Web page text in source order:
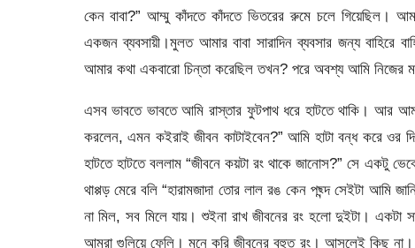
কেন বাবা?” আম্মু কাঁদতে কাঁদতে ভিতরের রুমে চলে
একজন ব্যবসায়ী।মুলত আমার বাবা সারাদিন ব্যবসার জন্য বাহিরে
আমার কথা একবারো চিন্তা করেছিল তখন? পরে অবশ্য আমি নিজের
এসব ভাবতে ভাবতে আমি রাস্তার ফুটপাথ ধরে হাটতে থাকি। আর
করলেন, এমন কইরাই জীবন কাটাইবেন?” আমি হাটা বন্ধ করে ওর
হাটতে হাটতে বললাম “জীবনে কয়টা রং থাকে জানোস?” সে একটু
থাপ্পড় মেরে বলি “হারামজাদা তোর লাল রঙ কেন পছ্ন্দ সেইটা আমি
না মিল, সব মিলে যায়। শুইনা রাখ জীবনের রং হলো দুইটা।
আমরা গুলিয়ে ফেলি। মনে করি জীবনের বহুত রং। আসলেই কিছু